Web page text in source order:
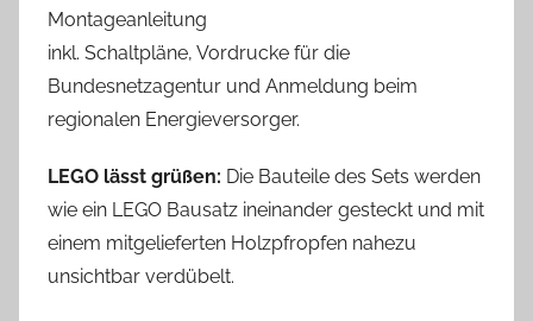
Montageanleitung
inkl. Schaltpläne, Vordrucke für die
Bundesnetzagentur und Anmeldung beim
regionalen Energieversorger.
LEGO lässt grüßen: Die Bauteile des Sets werden
wie ein LEGO Bausatz ineinander gesteckt und mit
einem mitgelieferten Holzpfropfen nahezu
unsichtbar verdübelt.